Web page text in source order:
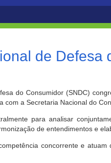
de Defesa
do Consumidor (SNDC)
com a Secretaria Nacional do
para analisar
de entendimentos e
concorrente e